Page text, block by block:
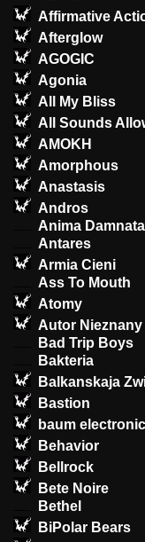
Affirmative
Afterglow
AGOGIC
Agonia
All My Bliss
All Sounds
AMOKH
Amorphous
Anastasis
Andros
Anima Damnata
Antares
Armia Cieni
Ass To Mouth
Atomy
Autor Nieznany
Bad Trip Boys
Bakteria
Balkanskaja
Bastion
baum electronic
Behavior
Bellrock
Bete Noire
Bethel
BiPolar Bears